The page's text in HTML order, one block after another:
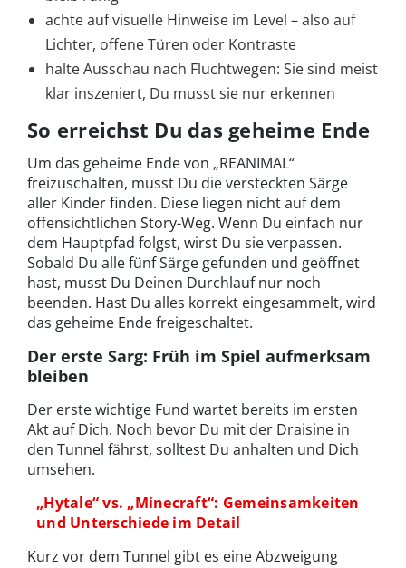
achte auf visuelle Hinweise im Level – also auf
Lichter, offene Türen oder Kontraste
halte Ausschau nach Fluchtwegen: Sie sind meist
klar inszeniert, Du musst sie nur erkennen
So erreichst Du das geheime Ende
Um das geheime Ende von „REANIMAL“
freizuschalten, musst Du die versteckten Särge
aller Kinder finden. Diese liegen nicht auf dem
offensichtlichen Story-Weg. Wenn Du einfach nur
dem Hauptpfad folgst, wirst Du sie verpassen.
Sobald Du alle fünf Särge gefunden und geöffnet
hast, musst Du Deinen Durchlauf nur noch
beenden. Hast Du alles korrekt eingesammelt, wird
das geheime Ende freigeschaltet.
Der erste Sarg: Früh im Spiel aufmerksam
bleiben
Der erste wichtige Fund wartet bereits im ersten
Aktauf Dich. Noch bevor Du mit der Draisine in
den Tunnel fährst, solltest Du anhalten und Dich
umsehen.
„Hytale“ vs. „Minecraft“: Gemeinsamkeiten
und Unterschiede im Detail
Kurz vor dem Tunnel gibt es eine Abzweigung